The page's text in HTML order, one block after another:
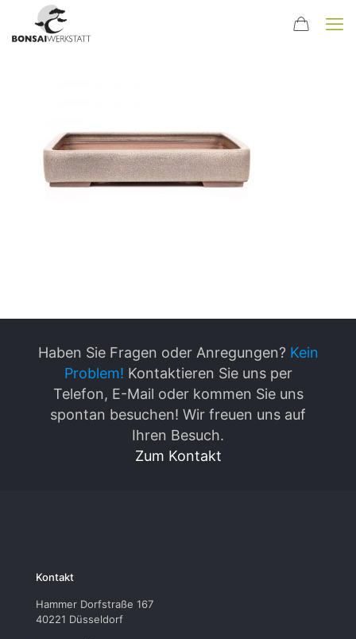
Haben Sie Fragen oder Anregungen? Kein
Problem! Kontaktieren Sie uns per
Telefon, E-Mail oder kommen Sie uns
spontan besuchen! Wir freuen uns auf
Ihren Besuch.
Zum Kontakt
Kontakt
Hammer Dorfstraße 167
40221 Düsseldorf